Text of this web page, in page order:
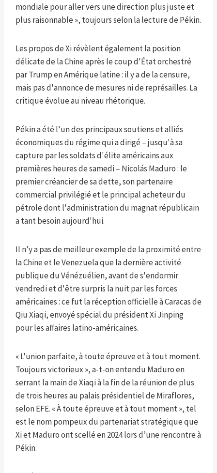
mondiale pour aller vers une direction plus juste et
plus raisonnable », toujours selon la lecture de Pékin.
Les propos de Xi révèlent également la position
délicate de la Chine après le coup d'État orchestré
par Trump en Amérique latine : il y a de la censure,
mais pas d'annonce de mesures ni de représailles. La
critique évolue au niveau rhétorique.
Pékin a été l'un des principaux soutiens et alliés
économiques du régime qui a dirigé – jusqu'à sa
capture par les soldats d'élite américains aux
premières heures de samedi – Nicolás Maduro : le
premier créancier de sa dette, son partenaire
commercial privilégié et le principal acheteur du
pétrole dont l'administration du magnat républicain
a tant besoin aujourd'hui.
Il n'y a pas de meilleur exemple de la proximité entre
la Chine et le Venezuela que la dernière activité
publique du Vénézuélien, avant de s'endormir
vendredi et d'être surpris la nuit par les forces
américaines : ce fut la réception officielle à Caracas de
Qiu Xiaqi, envoyé spécial du président Xi Jinping
pour les affaires latino-américaines.
« L'union parfaite, à toute épreuve et à tout moment.
Toujours victorieux », a-t-on entendu Maduro en
serrant la main de Xiaqi à la fin de la réunion de plus
de trois heures au palais présidentiel de Miraflores,
selon EFE. « À toute épreuve et à tout moment », tel
est le nom pompeux du partenariat stratégique que
Xi et Maduro ont scellé en 2024 lors d’une rencontre à
Pékin.